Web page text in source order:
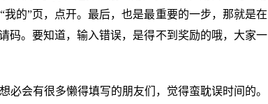
的”页，点开。最后，也是最重要的一步，那就是在
码。要知道，输入错误，是得不到奖励的哦，大家一
必会有很多懒得填写的朋友们，觉得蛮耽误时间的。